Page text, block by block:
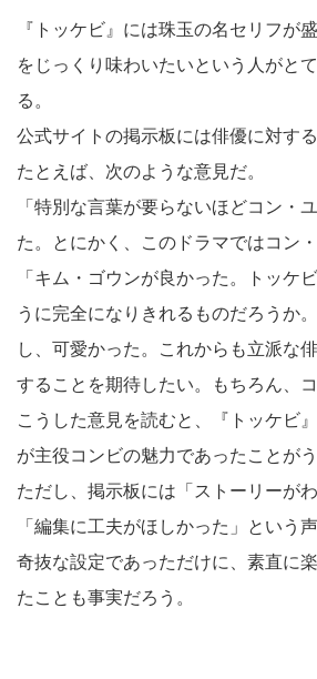
『トッケビ』には珠玉の名セリフが
をじっくり味わいたいという人がと
る。
公式サイトの掲示板には俳優に対す
たとえば、次のような意見だ。
「特別な言葉が要らないほどコン・
た。とにかく、このドラマではコン
「キム・ゴウンが良かった。トッケ
うに完全になりきれるものだろうか
し、可愛かった。これからも立派な
することを期待したい。もちろん、コ
こうした意見を読むと、『トッケビ
が主役コンビの魅力であったことがう
ただし、掲示板には「ストーリーが
「編集に工夫がほしかった」という
奇抜な設定であっただけに、素直に
たことも事実だろう。